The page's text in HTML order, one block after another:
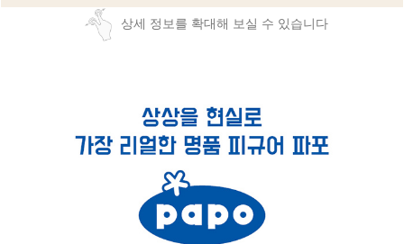
상세 정보를 확대해 보실 수 있습니다